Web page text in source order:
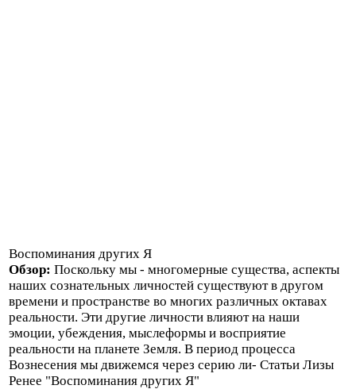
Воспоминания других Я
Обзор: Поскольку мы - многомерные существа, аспекты
наших сознательных личностей существуют в другом
времени и пространстве во многих различных октавах
реальности. Эти другие личности влияют на наши
эмоции, убеждения, мыслеформы и восприятие
реальности на планете Земля. В период процесса
Вознесения мы движемся через серию ли- Статьи Лизы
Ренее "Воспоминания других Я"